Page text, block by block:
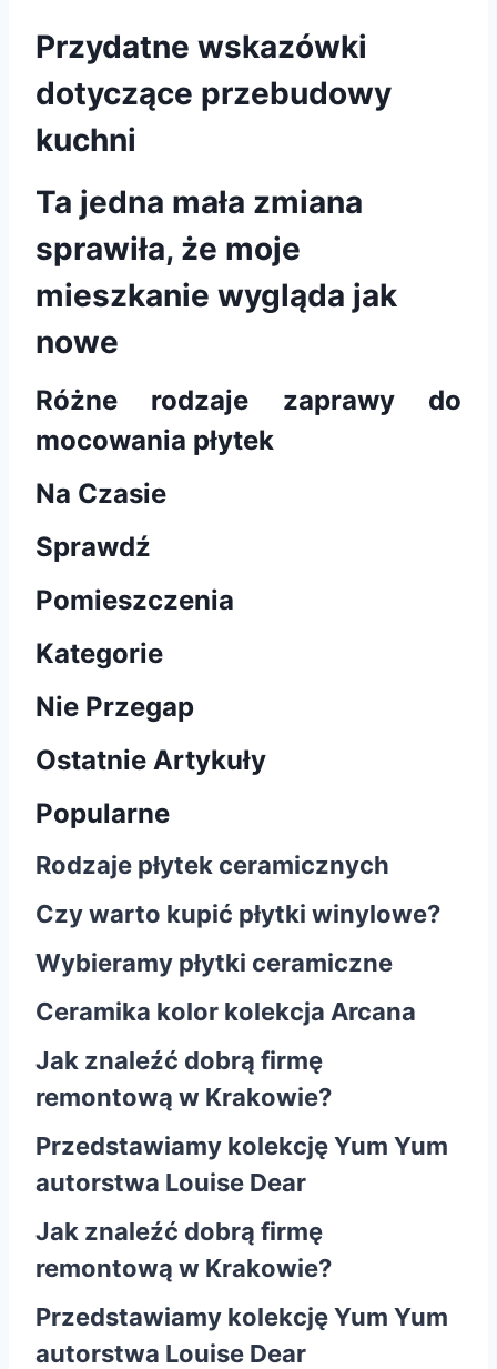
Przydatne wskazówki
dotyczące przebudowy
kuchni
Ta jedna mała zmiana
sprawiła, że moje
mieszkanie wygląda jak
nowe
Różne rodzaje zaprawy do
mocowania płytek
Na Czasie
Sprawdź
Pomieszczenia
Kategorie
Nie Przegap
Ostatnie Artykuły
Popularne
Rodzaje płytek ceramicznych
Czy warto kupić płytki winylowe?
Wybieramy płytki ceramiczne
Ceramika kolor kolekcja Arcana
Jak znaleźć dobrą firmę
remontową w Krakowie?
Przedstawiamy kolekcję Yum Yum
autorstwa Louise Dear
Jak znaleźć dobrą firmę
remontową w Krakowie?
Przedstawiamy kolekcję Yum Yum
autorstwa Louise Dear